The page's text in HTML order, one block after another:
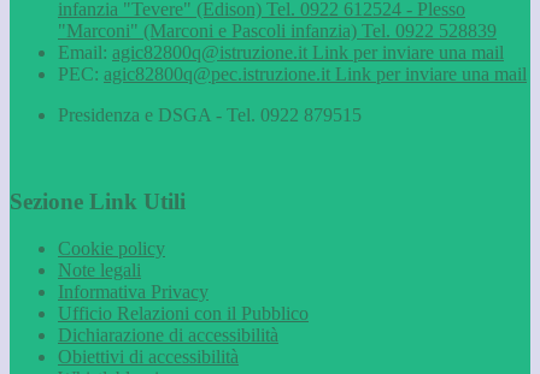
infanzia "Tevere" (Edison) Tel. 0922 612524 - Plesso
"Marconi" (Marconi e Pascoli infanzia) Tel. 0922 528839
Email: agic82800q@istruzione.it Link per inviare una mail
PEC: agic82800q@pec.istruzione.it Link per inviare una mail
Presidenza e DSGA - Tel. 0922 879515
Sezione Link Utili
Cookie policy
Note legali
Informativa Privacy
Ufficio Relazioni con il Pubblico
Dichiarazione di accessibilità
Obiettivi di accessibilità